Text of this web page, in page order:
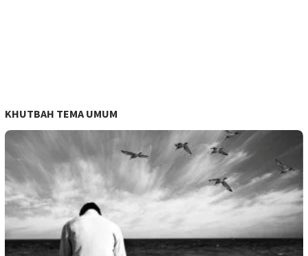
KHUTBAH TEMA UMUM